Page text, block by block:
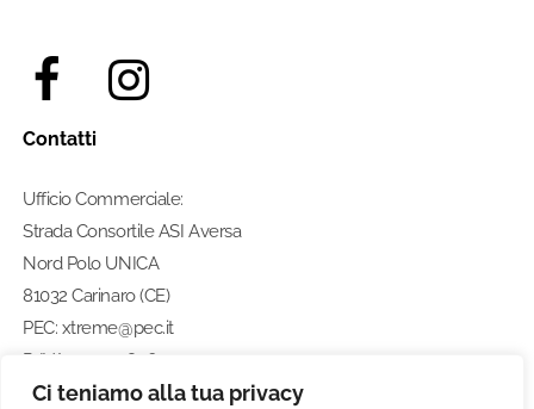
Ci teniamo alla tua privacy
Contatti
Ufficio Commerciale:
Strada Consortile ASI Aversa
Nord Polo UNICA
81032 Carinaro (CE)
PEC: xtreme@pec.it
P. IVA: 07274580633
Numero di telefono: